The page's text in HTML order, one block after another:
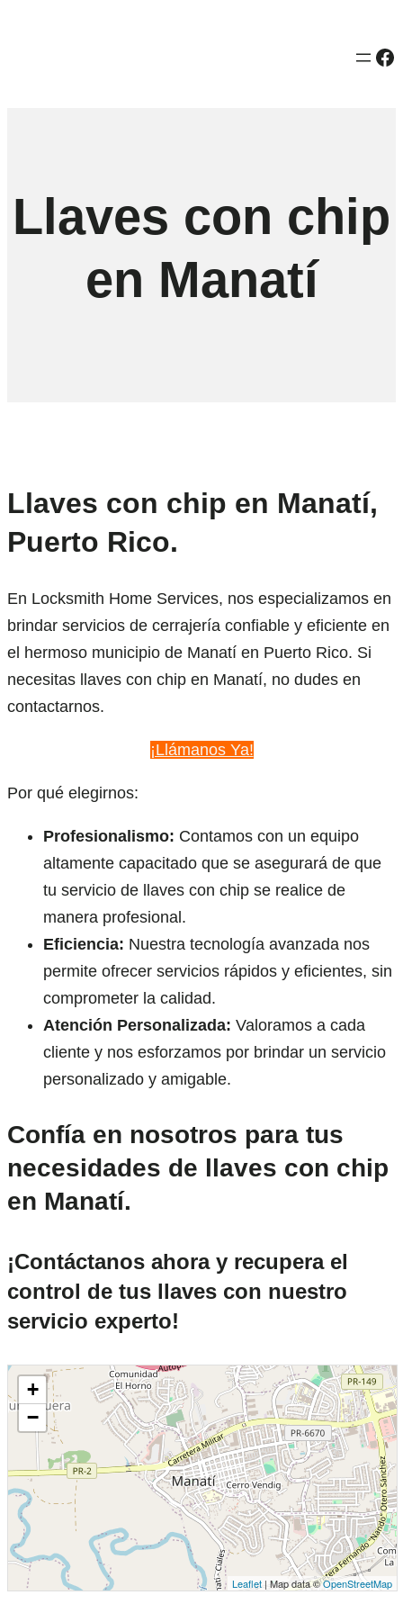
Llaves con chip
en Manatí
Llaves con chip en Manatí,
Puerto Rico.
En Locksmith Home Services, nos especializamos en
brindar servicios de cerrajería confiable y eficiente en
el hermoso municipio de Manatí en Puerto Rico. Si
necesitas llaves con chip en Manatí, no dudes en
contactarnos.
¡Llámanos Ya!
Por qué elegirnos:
Profesionalismo: Contamos con un equipo
altamente capacitado que se asegurará de que
tu servicio de llaves con chip se realice de
manera profesional.
Eficiencia: Nuestra tecnología avanzada nos
permite ofrecer servicios rápidos y eficientes, sin
comprometer la calidad.
Atención Personalizada: Valoramos a cada
cliente y nos esforzamos por brindar un servicio
personalizado y amigable.
Confía en nosotros para tus
necesidades de llaves con chip
en Manatí.
¡Contáctanos ahora y recupera el
control de tus llaves con nuestro
servicio experto!
+
−
Leaflet | Map data ©OpenStreetMap